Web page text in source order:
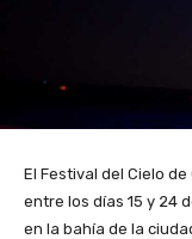
El Festival del Cielo
entre los días 15 y 24
en la bahía de la